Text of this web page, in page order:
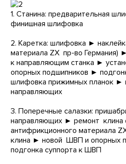
1. Станина: предварительная
финишная шлифовка
2. Каретка: шлифовка ►
материала ZХ пр-во Германия)
к направляющим станка ►
опорных подшипников ►
шлифовка прижимных планок ►
направляющих
3. Поперечные салазки:
направляющих ► ремонт клина
антифрикционного материала
клина ► новой ШВП и опорных
подгонка суппорта к ШВП